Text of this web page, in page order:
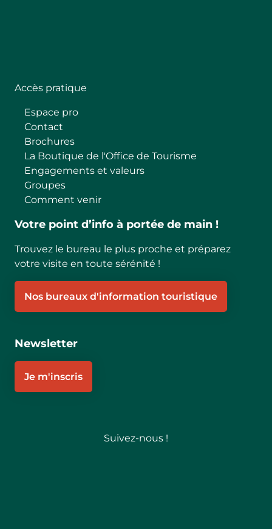
Accès pratique
Espace pro
Contact
Brochures
La Boutique de l'Office de Tourisme
Engagements et valeurs
Groupes
Comment venir
Votre point d’info à portée de main !
Trouvez le bureau le plus proche et préparez
votre visite en toute sérénité !
Nos bureaux d'information touristique
Newsletter
Je m'inscris
Suivez-nous !